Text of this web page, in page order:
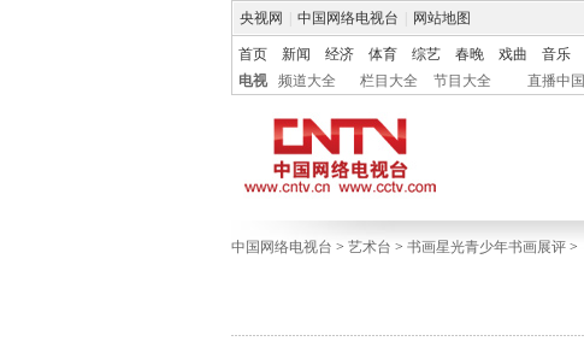
央视网 中国网络电视台 网站地图
首页 新闻 经济 体育 综艺 春晚 戏曲 音乐
电视
频道大全 栏目大全 节目大全 直播中国
中国网络电视台 > 艺术台 > 书画星光青少年书画展评 >